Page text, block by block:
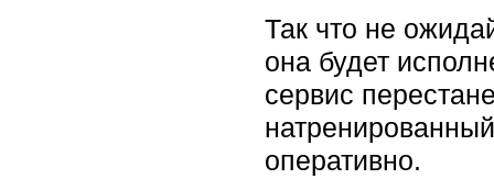
Так что не
она будет
сервис
оперативно.